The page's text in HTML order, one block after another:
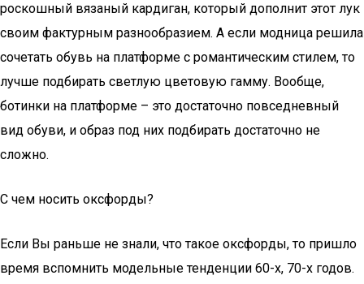
роскошный вязаный кардиган, который дополнит этот лук
своим фактурным разнообразием. А если модница решила
сочетать обувь на платформе с романтическим стилем, то
лучше подбирать светлую цветовую гамму. Вообще,
ботинки на платформе – это достаточно повседневный
вид обуви, и образ под них подбирать достаточно не
сложно.
С чем носить оксфорды?
Если Вы раньше не знали, что такое оксфорды, то пришло
время вспомнить модельные тенденции 60-х, 70-х годов.